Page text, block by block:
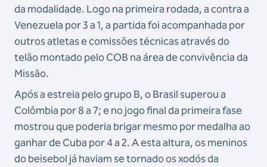
da modalidade. Logo na primeira rodada, a contra a
Venezuela por 3 a 1, a partida foi acompanhada por
outros atletas e comissões técnicas através do
telão montado pelo COB na área de convivência da
Missão.
Após a estreia pelo grupo B, o Brasil superou a
Colômbia por 8 a 7; e no jogo final da primeira fase
mostrou que poderia brigar mesmo por medalha ao
ganhar de Cuba por 4 a 2. A esta altura, os meninos
do beisebol já haviam se tornado os xodós da